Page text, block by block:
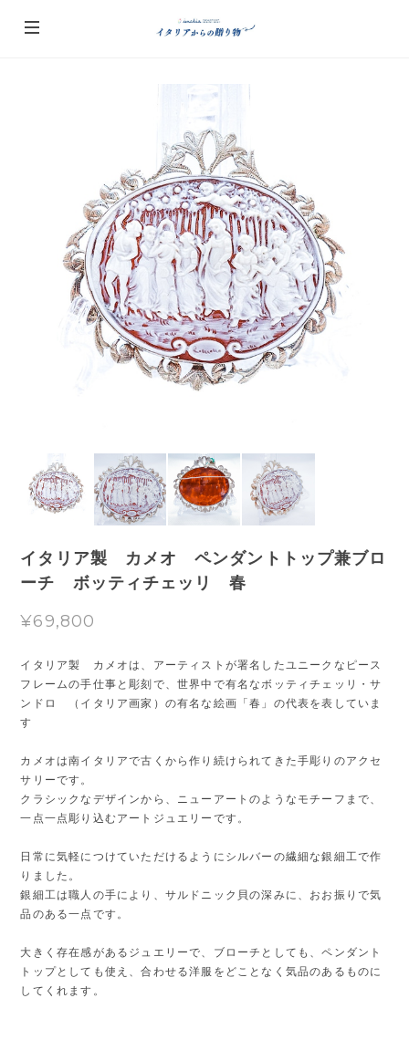
イタリア製 カメオ ペンダントトップ兼ブロ
ーチ ボッティチェッリ 春
¥69,800
イタリア製 カメオは、アーティストが署名したユニークなピース
フレームの手仕事と彫刻で、世界中で有名なボッティチェッリ・サ
ンドロ （イタリア画家）の有名な絵画「春」の代表を表していま
す
カメオは南イタリアで古くから作り続けられてきた手彫りのアクセ
サリーです。
クラシックなデザインから、ニューアートのようなモチーフまで、
一点一点彫り込むアートジュエリーです。
日常に気軽につけていただけるようにシルバーの繊細な銀細工で作
りました。
銀細工は職人の手により、サルドニック貝の深みに、おお振りで気
品のある一点です。
大きく存在感があるジュエリーで、ブローチとしても、ペンダント
トップとしても使え、合わせる洋服をどことなく気品のあるものに
してくれます。